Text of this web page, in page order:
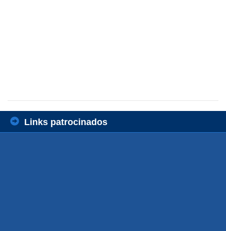
Links patrocinados